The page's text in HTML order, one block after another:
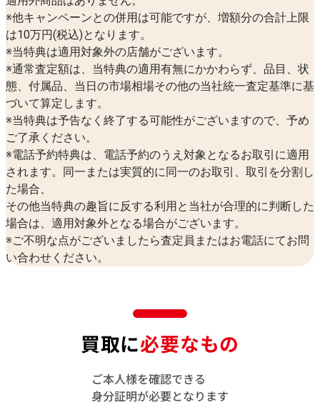
※他キャンペーンとの併用は可能ですが、増額分の合計上限
は10万円(税込)となります。
※当特典は適用対象外の店舗がございます。
※通常査定額は、当特典の適用有無にかかわらず、品目、状
態、付属品、当日の市場相場その他の当社統一査定基準に基
づいて算定します。
※当特典は予告なく終了する可能性がございますので、予め
ご了承ください。
※電話予約特典は、電話予約のうえ対象となるお取引に適用
されます。同一または実質的に同一のお取引、取引を分割し
た場合、
その他当特典の趣旨に反する利用と当社が合理的に判断した
場合は、適用対象外となる場合がございます。
※ご不明な点がございましたら査定員またはお電話にてお問
い合わせください。
買取に必要なもの
ご本人様を確認できる
身分証明が必要となります